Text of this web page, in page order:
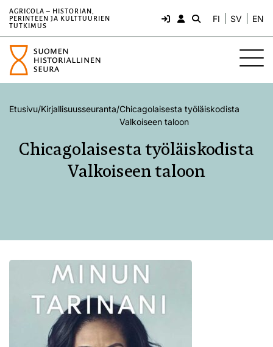
AGRICOLA – HISTORIAN,
PERINTEEN JA KULTTUURIEN
TUTKIMUS
FI SV EN
Etusivu/Kirjallisuusseuranta/Chicagolaisesta työläiskodista
Valkoiseen taloon
Chicagolaisesta työläiskodista
Valkoiseen taloon